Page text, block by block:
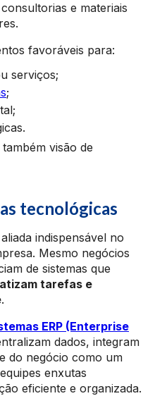
e materiais
favoráveis para:
serviços;
;
visão de
tecnológicas
indispensável no
Mesmo negócios
de sistemas que
tarefas e
.
ERP (Enterprise
dados, integram
do negócio como um
enxutas
eficiente e organizada.